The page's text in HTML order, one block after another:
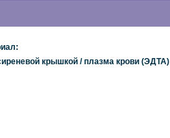
крышкой / плазма крови (ЭДТА)